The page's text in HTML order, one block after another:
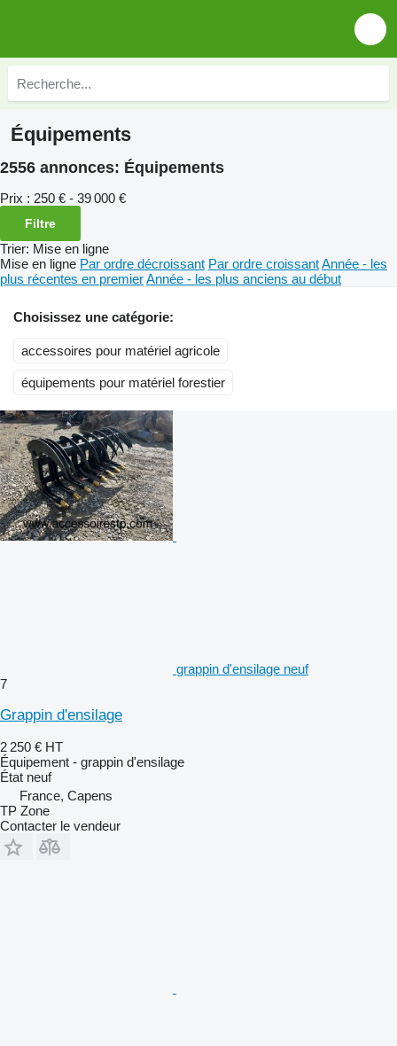
Équipements
2556 annonces: Équipements
Prix : 250 € - 39 000 €
Filtre
Trier: Mise en ligne
Mise en ligne Par ordre décroissant Par ordre croissantAnnée - les
plus récentes en premierAnnée - les plus anciens au début
Choisissez une catégorie:
accessoires pour matériel agricole
équipements pour matériel forestier
grappin d'ensilage neuf
7
Grappin d'ensilage
2 250 € HT
Équipement - grappin d'ensilage
État neuf
France, Capens
TP Zone
Contacter le vendeur